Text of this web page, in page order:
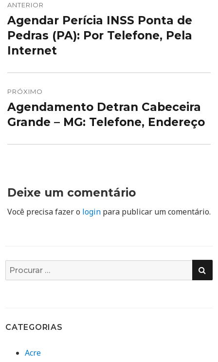
de
Post
ANTERIOR
Post
anterior:
Agendar Perícia INSS Ponta de
Pedras (PA): Por Telefone, Pela
Internet
PRÓXIMO
Próximo
post:
Agendamento Detran Cabeceira
Grande – MG: Telefone, Endereço
Deixe um comentário
Você precisa fazer o login para publicar um comentário.
Busca
por:
CATEGORIAS
Acre